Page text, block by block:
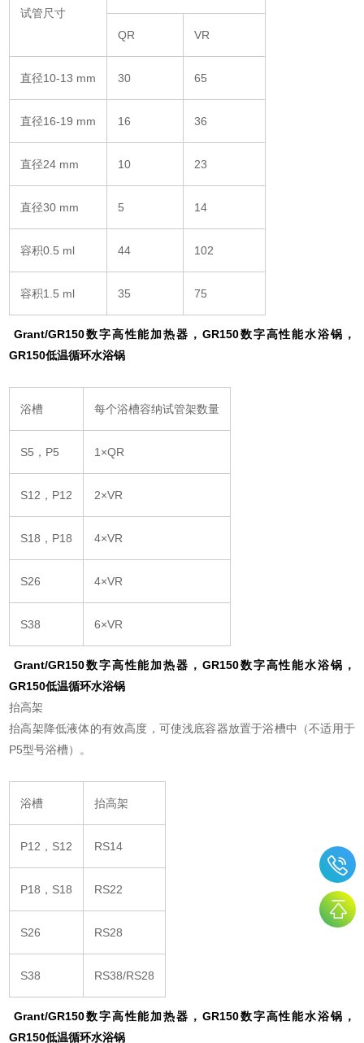
试管尺寸
QR
VR
直径10-13 mm 30 65
直径16-19 mm 16 36
直径24 mm 10 23
直径30 mm 5 14
容积0.5 ml 44 102
容积1.5 ml 35 75
Grant/GR150数字高性能加热器，GR150数字高性能水浴锅，
GR150低温循环水浴锅
浴槽 每个浴槽容纳试管架数量
S5，P5 1×QR
S12，P12 2×VR
S18，P18 4×VR
S26 4×VR
S38 6×VR
Grant/GR150数字高性能加热器，GR150数字高性能水浴锅，
GR150低温循环水浴锅
抬高架
抬高架降低液体的有效高度，可使浅底容器放置于浴槽中（不适用于
P5型号浴槽）。
浴槽 抬高架
P12，S12 RS14
P18，S18 RS22
S26 RS28
S38 RS38/RS28
Grant/GR150数字高性能加热器，GR150数字高性能水浴锅，
GR150低温循环水浴锅